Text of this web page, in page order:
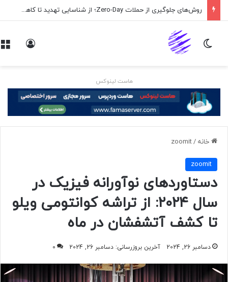
روش‌های جلوگیری از حملات Zero-Day؛ از شناسایی تهدید تا کاهش ریسک
تغییر پوسته
هاست لینوکس
خانه /
zoomit
zoomit
دستاوردهای نوآورانه فیزیک در
سال ۲۰۲۴: از تراشه کوانتومی ویلو
تا کشف آتشفشان در ماه
دسامبر 26, 2024 آخرین بروزرسانی: دسامبر 26, 2024 0